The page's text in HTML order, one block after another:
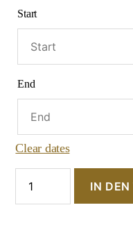
Start
End
Clear dates
"Hängend-
IN DEN